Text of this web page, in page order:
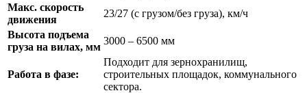
Макс. скорость
движения
23/27 (с грузом/без груза), км/ч
Высота подъема
груза на вилах, мм
3000 – 6500 мм
Работа в фазе:
Подходит для зернохранилищ,
строительных площадок, коммунального
сектора.